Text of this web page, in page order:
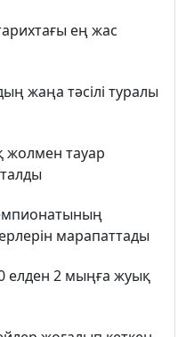
ең жас
жаңа тәсілі туралы
жолмен тауар
марапаттады
елден 2 мыңға жуық